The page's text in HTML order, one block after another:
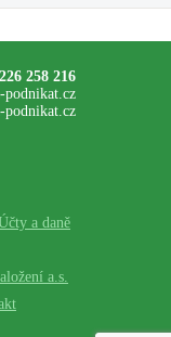
226 258 216
podnikat.cz
podnikat.cz
a daně
a.s.